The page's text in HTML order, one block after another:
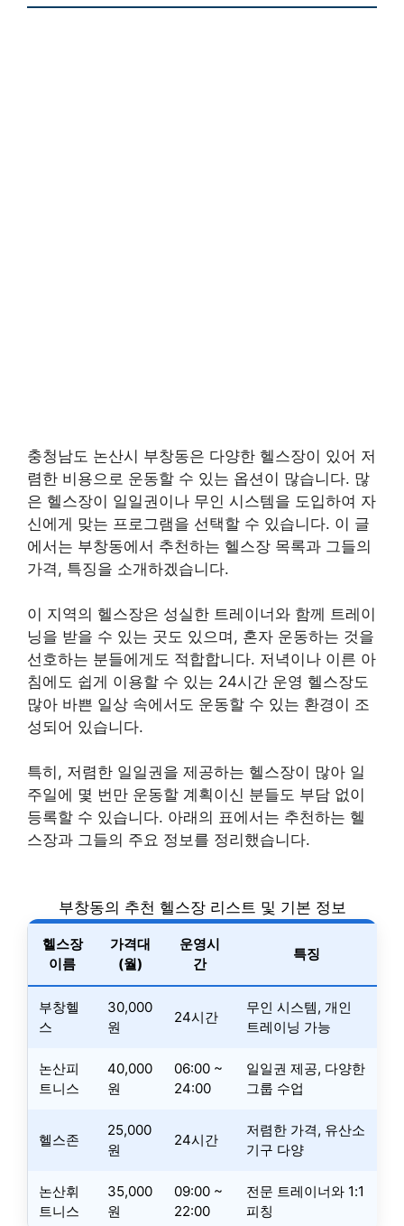
충청남도 논산시 부창동은 다양한 헬스장이 있어 저
렴한 비용으로 운동할 수 있는 옵션이 많습니다. 많
은 헬스장이 일일권이나 무인 시스템을 도입하여 자
신에게 맞는 프로그램을 선택할 수 있습니다. 이 글
에서는 부창동에서 추천하는 헬스장 목록과 그들의
가격, 특징을 소개하겠습니다.
이 지역의 헬스장은 성실한 트레이너와 함께 트레이
닝을 받을 수 있는 곳도 있으며, 혼자 운동하는 것을
선호하는 분들에게도 적합합니다. 저녁이나 이른 아
침에도 쉽게 이용할 수 있는 24시간 운영 헬스장도
많아 바쁜 일상 속에서도 운동할 수 있는 환경이 조
성되어 있습니다.
특히, 저렴한 일일권을 제공하는 헬스장이 많아 일
주일에 몇 번만 운동할 계획이신 분들도 부담 없이
등록할 수 있습니다. 아래의 표에서는 추천하는 헬
스장과 그들의 주요 정보를 정리했습니다.
부창동의 추천 헬스장 리스트 및 기본 정보
헬스장
이름
가격대
(월)
운영시
간
특징
부창헬
스
30,000
원
24시간
무인 시스템, 개인
트레이닝 가능
논산피
트니스
40,000
원
06:00 ~
24:00
일일권 제공, 다양한
그룹 수업
헬스존
25,000
원
24시간
저렴한 가격, 유산소
기구 다양
논산휘
트니스
35,000
원
09:00 ~
22:00
전문 트레이너와 1:1
피칭